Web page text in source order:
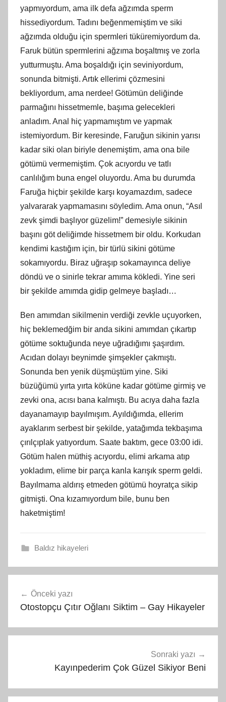
yapmıyordum, ama ilk defa ağzımda sperm
hissediyordum. Tadını beğenmemiştim ve siki
ağzımda olduğu için spermleri tüküremiyordum da.
Faruk bütün spermlerini ağzıma boşaltmış ve zorla
yutturmuştu. Ama boşaldığı için seviniyordum,
sonunda bitmişti. Artık ellerimi çözmesini
bekliyordum, ama nerdee! Götümün deliğinde
parmağını hissetmemle, başıma gelecekleri
anladım. Anal hiç yapmamıştım ve yapmak
istemiyordum. Bir keresinde, Faruğun sikinin yarısı
kadar siki olan biriyle denemiştim, ama ona bile
götümü vermemiştim. Çok acıyordu ve tatlı
canlılığım buna engel oluyordu. Ama bu durumda
Faruğa hiçbir şekilde karşı koyamazdım, sadece
yalvararak yapmamasını söyledim. Ama onun, “Asıl
zevk şimdi başlıyor güzelim!” demesiyle sikinin
başını göt deliğimde hissetmem bir oldu. Korkudan
kendimi kastığım için, bir türlü sikini götüme
sokamıyordu. Biraz uğraşıp sokamayınca deliye
döndü ve o sinirle tekrar amıma kökledi. Yine seri
bir şekilde amımda gidip gelmeye başladı…
Ben amımdan sikilmenin verdiği zevkle uçuyorken,
hiç beklemedğim bir anda sikini amımdan çıkartıp
götüme soktuğunda neye uğradığımı şaşırdım.
Acıdan dolayı beynimde şimşekler çakmıştı.
Sonunda ben yenik düşmüştüm yine. Siki
büzüğümü yırta yırta köküne kadar götüme girmiş ve
zevki ona, acısı bana kalmıştı. Bu acıya daha fazla
dayanamayıp bayılmışım. Ayıldığımda, ellerim
ayaklarım serbest bir şekilde, yatağımda tekbaşıma
çırılçıplak yatıyordum. Saate baktım, gece 03:00 idi.
Götüm halen müthiş acıyordu, elimi arkama atıp
yokladım, elime bir parça kanla karışık sperm geldi.
Bayılmama aldırış etmeden götümü hoyratça sikip
gitmişti. Ona kızamıyordum bile, bunu ben
haketmiştim!
Baldız hikayeleri
gezinmesi
Önceki yazı
Otostopçu Çıtır Oğlanı Siktim – Gay Hikayeler
Sonraki yazı
Kayınpederim Çok Güzel Sikiyor Beni